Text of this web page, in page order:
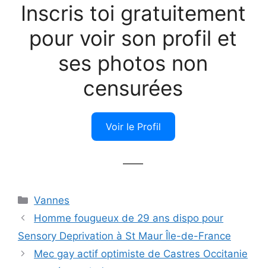
Inscris toi gratuitement
pour voir son profil et
ses photos non
censurées
Voir le Profil
——
Catégories
Vannes
Homme fougueux de 29 ans dispo pour
Sensory Deprivation à St Maur Île-de-France
Mec gay actif optimiste de Castres Occitanie